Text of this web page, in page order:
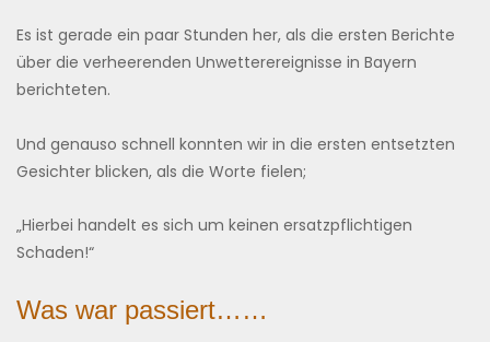
Es ist gerade ein paar Stunden her, als die ersten Berichte
über die verheerenden Unwetterereignisse in Bayern
berichteten.
Und genauso schnell konnten wir in die ersten entsetzten
Gesichter blicken, als die Worte fielen;
„Hierbei handelt es sich um keinen ersatzpflichtigen
Schaden!“
Was war passiert……